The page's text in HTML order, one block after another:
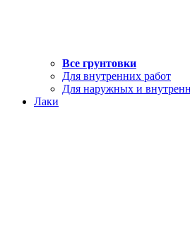
Все грунтовки
Для внутренних работ
Для наружных и
Лаки